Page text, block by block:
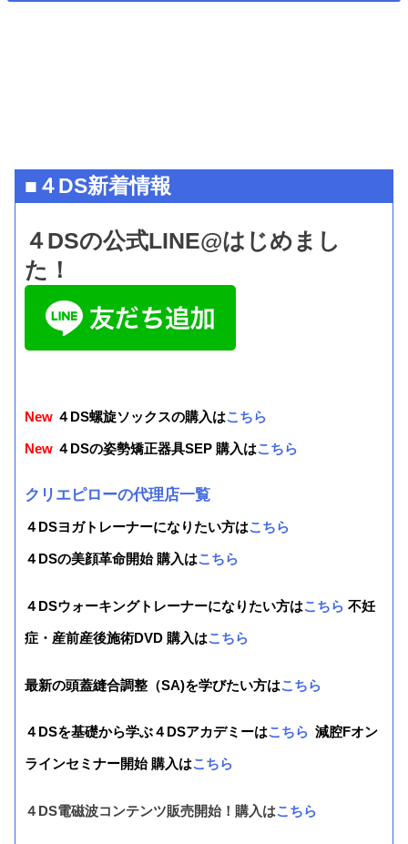
■４DS新着情報
４DSの公式LINE@はじめまし
た！
New ４DS螺旋ソックスの購入はこちら
New ４DSの姿勢矯正器具SEP 購入はこちら
クリエピローの代理店一覧
４DSヨガトレーナーになりたい方はこちら
４DSの美顔革命開始 購入はこちら
４DSウォーキングトレーナーになりたい方はこちら 不妊
症・産前産後施術DVD 購入はこちら
最新の頭蓋縫合調整（SA)を学びたい方はこちら
４DSを基礎から学ぶ４DSアカデミーはこちら 減腔Fオン
ラインセミナー開始 購入はこちら
４DS電磁波コンテンツ販売開始！購入はこちら